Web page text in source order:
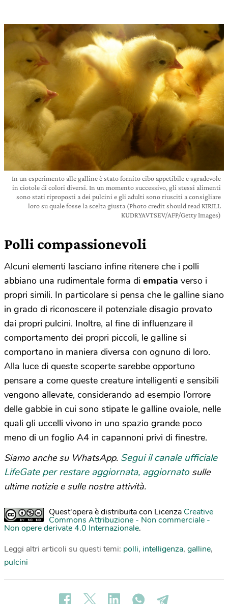
In un esperimento alle galline è stato fornito cibo appetibile e sgradevole
in ciotole di colori diversi. In un momento successivo, gli stessi alimenti
sono stati riproposti a dei pulcini e gli adulti sono riusciti a consigliare
loro su quale fosse la scelta giusta (Photo credit should read KIRILL
KUDRYAVTSEV/AFP/Getty Images)
Polli compassionevoli
Alcuni elementi lasciano infine ritenere che i polli
abbiano una rudimentale forma di empatia verso i
propri simili. In particolare si pensa che le galline siano
in grado di riconoscere il potenziale disagio provato
dai propri pulcini. Inoltre, al fine di influenzare il
comportamento dei propri piccoli, le galline si
comportano in maniera diversa con ognuno di loro.
Alla luce di queste scoperte sarebbe opportuno
pensare a come queste creature intelligenti e sensibili
vengono allevate, considerando ad esempio l’orrore
delle gabbie in cui sono stipate le galline ovaiole, nelle
quali gli uccelli vivono in uno spazio grande poco
meno di un foglio A4 in capannoni privi di finestre.
Siamo anche su WhatsApp. Segui il canale ufficiale
LifeGate per restare aggiornata, aggiornato sulle
ultime notizie e sulle nostre attività.
Quest'opera è distribuita con Licenza Creative
Commons Attribuzione - Non commerciale -
Non opere derivate 4.0 Internazionale.
Leggi altri articoli su questi temi: polli, intelligenza, galline,
pulcini